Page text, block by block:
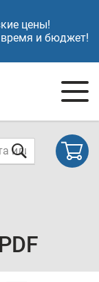
цены!
и бюджет!